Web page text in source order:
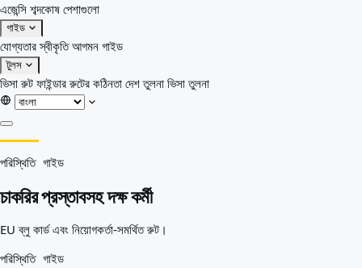
এজেন্সি শব্দকোষ পেশাগুলো
গাইড
যোগ্যতার স্বীকৃতিআগমন গাইড
টুলস
ভিসা রুট ফাইন্ডাররুটের কঠিনতা দেশ তুলনা ভিসা তুলনা
দেশসমূহ
অঞ্চল
পরিস্থিতি
আপনার জন্য সেরা দেশ
পরিচিতি
পরিস্থিতি গাইড
চাকরির প্রস্তাবসহ দক্ষ কর্মী
EU ব্লু কার্ড এবং নিয়োগকর্তা-সমর্থিত রুট।
পরিস্থিতি গাইড